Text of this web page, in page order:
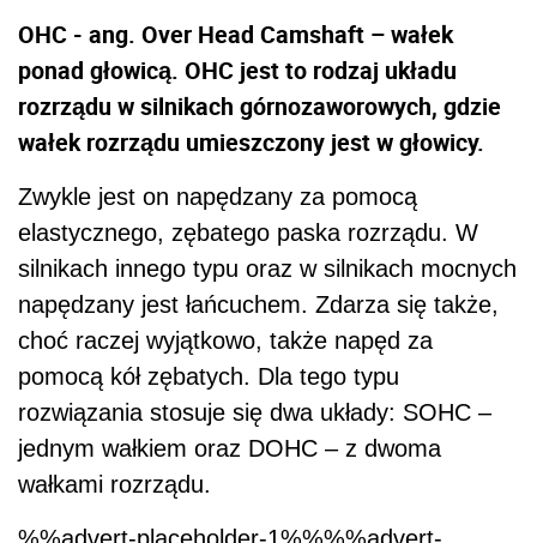
OHC - ang. Over Head Camshaft – wałek
ponad głowicą. OHC jest to rodzaj układu
rozrządu w silnikach górnozaworowych, gdzie
wałek rozrządu umieszczony jest w głowicy.
Zwykle jest on napędzany za pomocą
elastycznego, zębatego paska rozrządu. W
silnikach innego typu oraz w silnikach mocnych
napędzany jest łańcuchem. Zdarza się także,
choć raczej wyjątkowo, także napęd za
pomocą kół zębatych. Dla tego typu
rozwiązania stosuje się dwa układy: SOHC –
jednym wałkiem oraz DOHC – z dwoma
wałkami rozrządu.